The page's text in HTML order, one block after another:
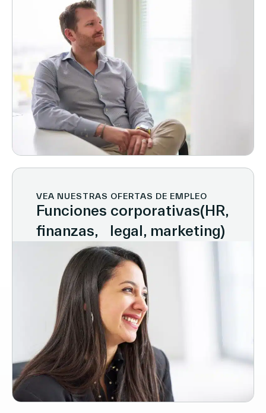
VEA NUESTRAS OFERTAS DE EMPLEO
Funciones corporativas(HR,
finanzas, legal, marketing)